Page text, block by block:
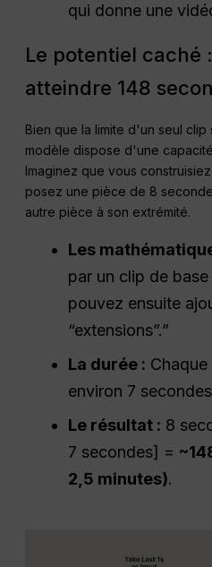
qui donne une
Le potentiel caché
atteindre 148
Bien que la limite d'un seul
modèle dispose d'une
Imaginez que vous
posez une pièce de 8
autre pièce à son extrémité.
Les
par un clip de
pouvez ensuite
“extensions”.”
La durée :
environ 7
Le résultat : 8
7 secondes] =
2,5 minutes).